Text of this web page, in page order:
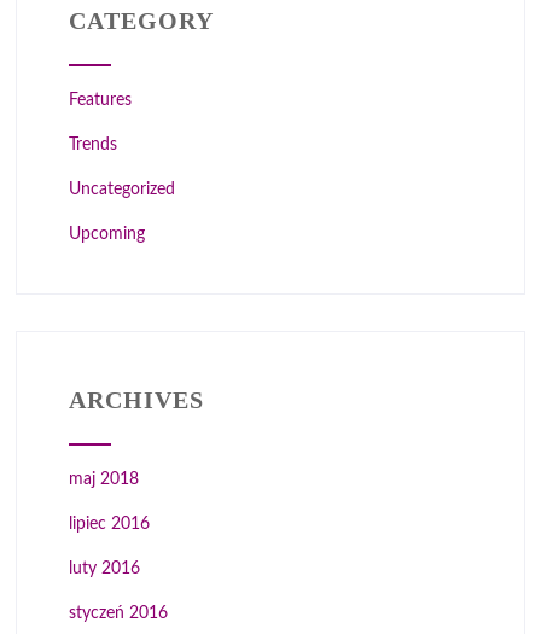
CATEGORY
Features
Trends
Uncategorized
Upcoming
ARCHIVES
maj 2018
lipiec 2016
luty 2016
styczeń 2016